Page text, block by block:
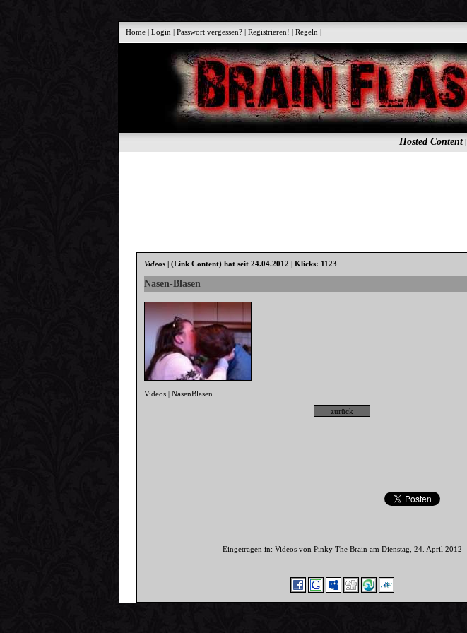
Home |Login |Passwort vergessen? |Registrieren! |Regeln |
Hosted Content|
Videos |(Link Content) hat seit 24.04.2012 | Klicks: 1123
Nasen-Blasen
Videos |NasenBlasen
Eingetragen in: Videos von Pinky The Brain am Dienstag, 24. April 2012